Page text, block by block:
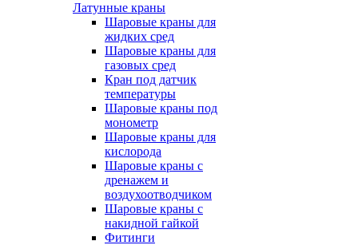
Латунные краны
Шаровые краны для
жидких сред
Шаровые краны для
газовых сред
Кран под датчик
температуры
Шаровые краны под
монометр
Шаровые краны для
кислорода
Шаровые краны с
дренажем и
воздухоотводчиком
Шаровые краны с
накидной гайкой
Фитинги